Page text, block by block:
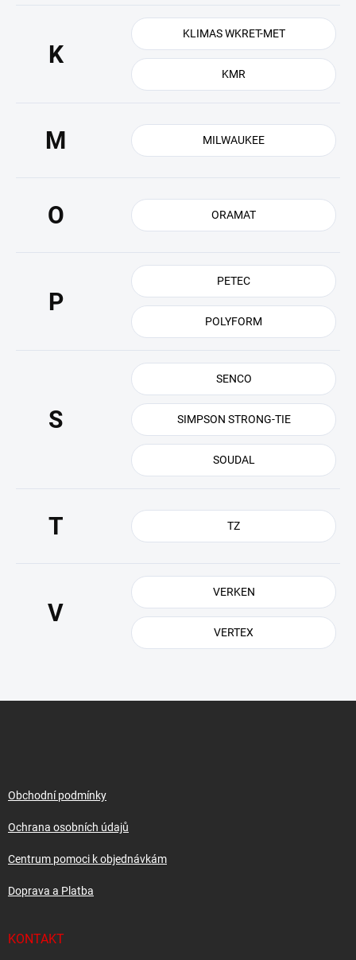
K
KLIMAS WKRET-MET
KMR
M MILWAUKEE
O ORAMAT
P
PETEC
POLYFORM
S
SENCO
SIMPSON STRONG-TIE
SOUDAL
T TZ
V
VERKEN
VERTEX
Obchodní podmínky
Ochrana osobních údajů
Centrum pomoci k objednávkám
Doprava a Platba
KONTAKT